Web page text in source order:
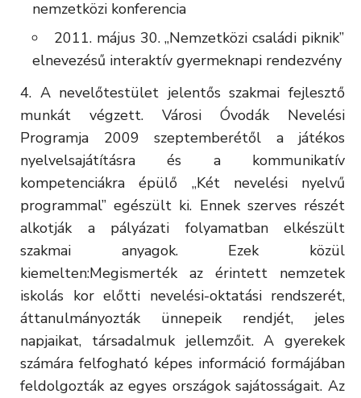
nemzetközi konferencia
2011. május 30. „Nemzetközi családi piknik”
elnevezésű interaktív gyermeknapi rendezvény
A nevelőtestület jelentős szakmai fejlesztő
munkát végzett. Városi Óvodák Nevelési
Programja 2009 szeptemberétől a játékos
nyelvelsajátításra és a kommunikatív
kompetenciákra épülő „Két nevelési nyelvű
programmal” egészült ki. Ennek szerves részét
alkotják a pályázati folyamatban elkészült
szakmai anyagok. Ezek közül
kiemelten:Megismerték az érintett nemzetek
iskolás kor előtti nevelési-oktatási rendszerét,
áttanulmányozták ünnepeik rendjét, jeles
napjaikat, társadalmuk jellemzőit. A gyerekek
számára felfogható képes információ formájában
feldolgozták az egyes országok sajátosságait. Az